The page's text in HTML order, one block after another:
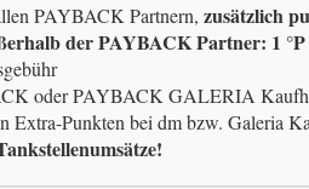
PAYBACK Partnern, zusätzlich
der PAYBACK Partner: 1
oder PAYBACK GALERIA
Extra-Punkten bei dm bzw. Galeria